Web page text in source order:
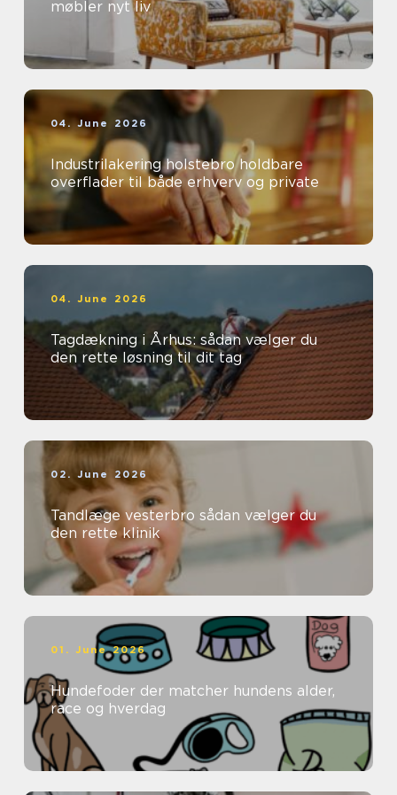
møbler nyt liv
04. June 2026
Industrilakering holstebro holdbare
overflader til både erhverv og private
04. June 2026
Tagdækning i Århus: sådan vælger du
den rette løsning til dit tag
02. June 2026
Tandlæge vesterbro sådan vælger du
den rette klinik
01. June 2026
Hundefoder der matcher hundens alder,
race og hverdag